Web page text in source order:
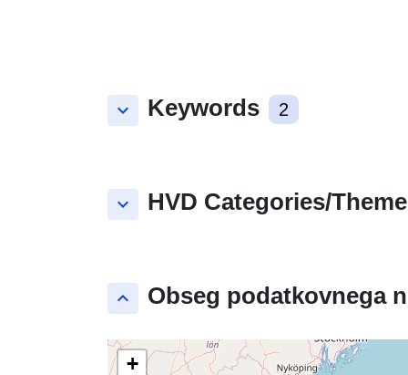
keyboard_arrow_down Keywords 2
keyboard_arrow_down HVD Categories/
keyboard_arrow_up Obseg podatkovnega
+